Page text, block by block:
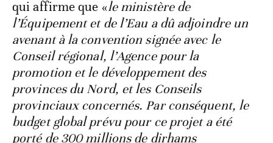
qui affirme que «le ministère de
l’Équipement et de l’Eau a dû adjoindre un
avenant à la convention signée avec le
Conseil régional, l’Agence pour la
promotion et le développement des
provinces du Nord, et les Conseils
provinciaux concernés. Par conséquent, le
budget global prévu pour ce projet a été
porté de 300 millions de dirhams